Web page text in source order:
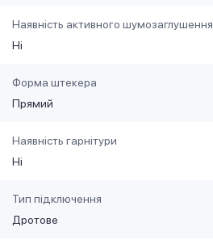
Наявність активного шумозаглушення
Ні
Форма штекера
Прямий
Наявність гарнітури
Ні
Тип підключення
Дротове